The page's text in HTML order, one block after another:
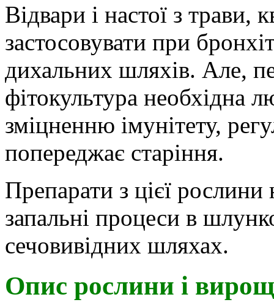
Відвари і настої з трави,
застосовувати при
дихальних шляхів. Але,
фітокультура необхідна
зміцненню імунітету,
попереджає старіння.
Препарати з цієї рослини
запальні процеси в
сечовивідних шляхах.
Опис рослини і